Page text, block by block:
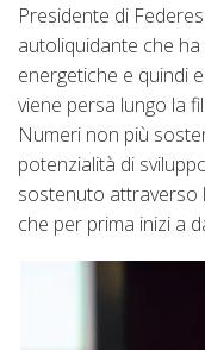
Presidente di
autoliquidante che
energetiche e quindi
viene persa lungo la
Numeri non più
potenzialità di
sostenuto attraverso
che per prima inizi a